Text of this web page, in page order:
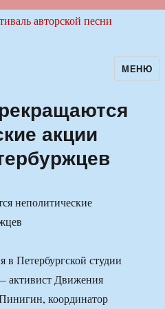
авторскойМЕНЮ
акции
в Петербургской студии
активист Движения
координатор